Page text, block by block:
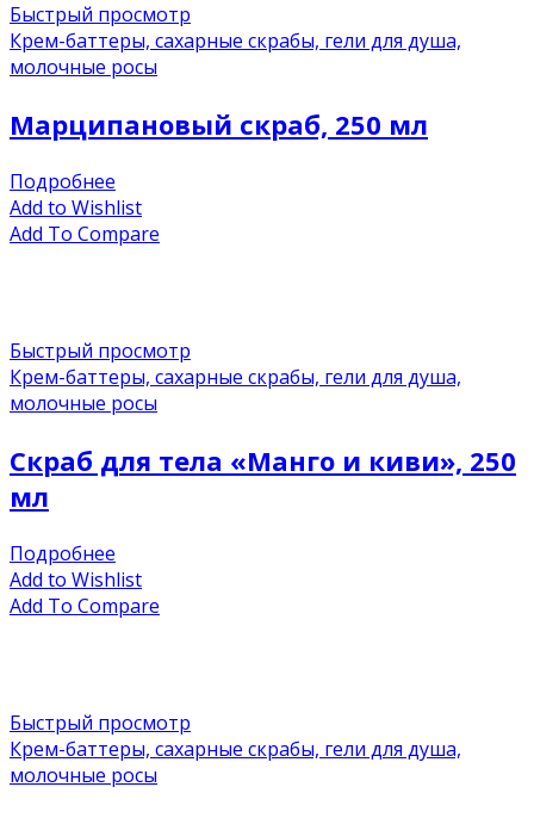
Быстрый просмотр
Крем-баттеры, сахарные скрабы, гели для душа,
молочные росы
Марципановый скраб, 250 мл
Подробнее
Add to Wishlist
Add To Compare
Быстрый просмотр
Крем-баттеры, сахарные скрабы, гели для душа,
молочные росы
Скраб для тела «Манго и киви»‎, 250
мл
Подробнее
Add to Wishlist
Add To Compare
Быстрый просмотр
Крем-баттеры, сахарные скрабы, гели для душа,
молочные росы